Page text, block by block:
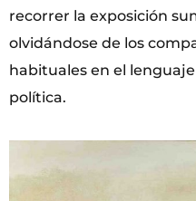
recorrer la exposición
olvidándose de los
habituales en el
política.